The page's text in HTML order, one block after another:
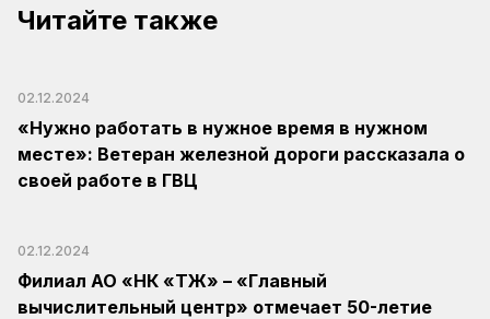
Читайте также
02.12.2024
«Нужно работать в нужное время в нужном
месте»: Ветеран железной дороги рассказала о
своей работе в ГВЦ
02.12.2024
Филиал АО «НК «ҚТЖ» – «Главный
вычислительный центр» отмечает 50-летие